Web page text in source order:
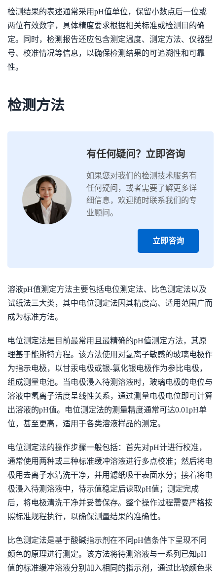
检测结果的表述通常采用pH值单位，保留小数点后一位或
两位有效数字，具体精度要求根据相关标准或检测目的确
定。同时，检测报告还应包含测定温度、测定方法、仪器型
号、校准情况等信息，以确保检测结果的可追溯性和可靠
性。
检测方法
有任何疑问？立即咨询
如果您对我们的检测技术服务有
任何疑问，或者需要了解更多详
细信息，欢迎随时联系我们的专
业顾问。
立即咨询
溶液pH值测定方法主要包括电位测定法、比色测定法以及
试纸法三大类，其中电位测定法因其精度高、适用范围广而
成为标准方法。
电位测定法是目前最常用且最精确的pH值测定方法，其原
理基于能斯特方程。该方法使用对氢离子敏感的玻璃电极作
为指示电极，以甘汞电极或银-氯化银电极作为参比电极，
组成测量电池。当电极浸入待测溶液时，玻璃电极的电位与
溶液中氢离子活度呈线性关系，通过测量电极电位即可计算
出溶液的pH值。电位测定法的测量精度通常可达0.01pH单
位，甚至更高，适用于各类溶液样品的测定。
电位测定法的操作步骤一般包括：首先对pH计进行校准，
通常使用两种或三种标准缓冲溶液进行多点校准；然后将电
极用去离子水清洗干净，并用滤纸吸干表面水分；接着将电
极浸入待测溶液中，待示值稳定后读取pH值；测定完成
后，将电极清洗干净并妥善保存。整个操作过程需要严格按
照标准规程执行，以确保测量结果的准确性。
比色测定法是基于酸碱指示剂在不同pH值条件下呈现不同
颜色的原理进行测定。该方法将待测溶液与一系列已知pH
值的标准缓冲溶液分别加入相同的指示剂，通过比较颜色来